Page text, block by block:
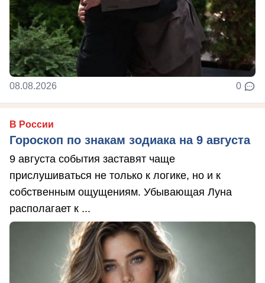
08.08.2026 0
В России
Гороскоп по знакам зодиака на 9 августа
9 августа события заставят чаще
прислушиваться не только к логике, но и к
собственным ощущениям. Убывающая Луна
располагает к ...